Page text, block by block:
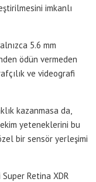
imkanlı
5.6 mm
ödün vermeden
ve videografi
kazanmasa da,
yeteneklerini bu
bir sensör yerleşimi
Retina XDR